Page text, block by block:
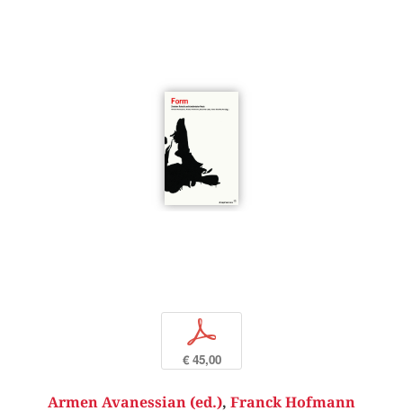
p
€ 45,00
Armen Avanessian (ed.), Franck Hofmann